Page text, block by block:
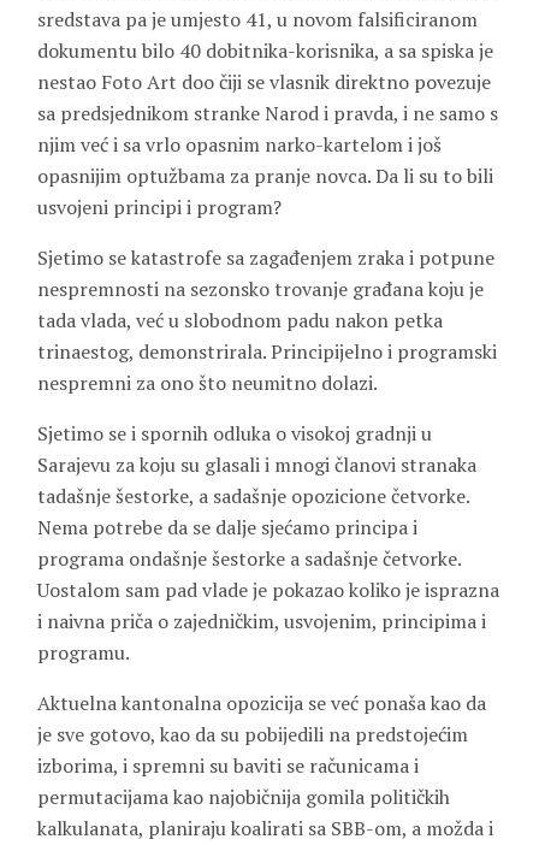
sredstava pa je umjesto 41, u novom falsificiranom
dokumentu bilo 40 dobitnika-korisnika, a sa spiska je
nestao Foto Art doo čiji se vlasnik direktno povezuje
sa predsjednikom stranke Narod i pravda, i ne samo s
njim već i sa vrlo opasnim narko-kartelom i još
opasnijim optužbama za pranje novca. Da li su to bili
usvojeni principi i program?
Sjetimo se katastrofe sa zagađenjem zraka i potpune
nespremnosti na sezonsko trovanje građana koju je
tada vlada, već u slobodnom padu nakon petka
trinaestog, demonstrirala. Principijelno i programski
nespremni za ono što neumitno dolazi.
Sjetimo se i spornih odluka o visokoj gradnji u
Sarajevu za koju su glasali i mnogi članovi stranaka
tadašnje šestorke, a sadašnje opozicione četvorke.
Nema potrebe da se dalje sjećamo principa i
programa ondašnje šestorke a sadašnje četvorke.
Uostalom sam pad vlade je pokazao koliko je isprazna
i naivna priča o zajedničkim, usvojenim, principima i
programu.
Aktuelna kantonalna opozicija se već ponaša kao da
je sve gotovo, kao da su pobijedili na predstojećim
izborima, i spremni su baviti se računicama i
permutacijama kao najobičnija gomila političkih
kalkulanata, planiraju koalirati sa SBB-om, a možda i